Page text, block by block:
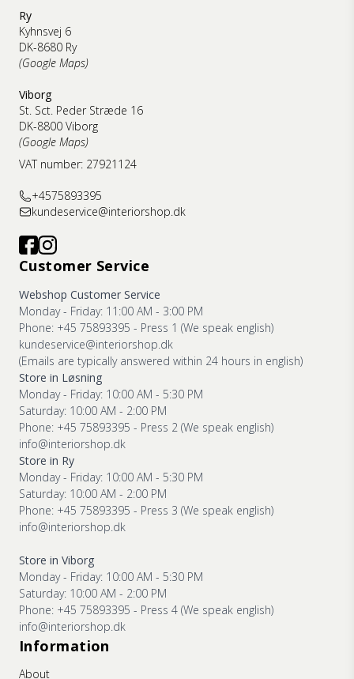
Ry
Kyhnsvej 6
DK-8680 Ry
(Google Maps)
Viborg
St. Sct. Peder Stræde 16
DK-8800 Viborg
(Google Maps)
VAT number: 27921124
+4575893395
kundeservice@interiorshop.dk
Customer Service
Webshop Customer Service
Monday - Friday: 11:00 AM - 3:00 PM
Phone: +45 75893395 - Press 1 (We speak english)
kundeservice@interiorshop.dk
(Emails are typically answered within 24 hours in english)
Store in Løsning
Monday - Friday: 10:00 AM - 5:30 PM
Saturday: 10:00 AM - 2:00 PM
Phone: +45 75893395 - Press 2 (We speak english)
info@interiorshop.dk
Store in Ry
Monday - Friday: 10:00 AM - 5:30 PM
Saturday: 10:00 AM - 2:00 PM
Phone: +45 75893395 - Press 3 (We speak english)
info@interiorshop.dk
Store in Viborg
Monday - Friday: 10:00 AM - 5:30 PM
Saturday: 10:00 AM - 2:00 PM
Phone: +45 75893395 - Press 4 (We speak english)
info@interiorshop.dk
Information
About